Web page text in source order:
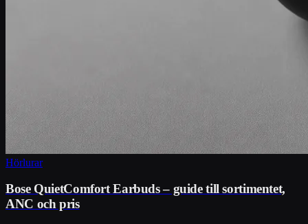
Hörlurar
Bose QuietComfort Earbuds – guide till sortimentet,
ANC och pris